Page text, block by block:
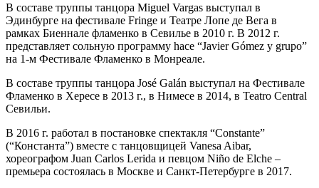
В составе труппы танцора Miguel Vargas выступал в
Эдинбурге на фестивале Fringe и Театре Лопе де Вега в
рамках Биеннале фламенко в Севилье в 2010 г. В 2012 г.
представляет сольную программу hace “Javier Gómez y grupo”
на 1-м Фестивале Фламенко в Монреале.
В составе труппы танцора José Galán выступал на Фестивале
Фламенко в Хересе в 2013 г., в Нимесе в 2014, в Teatro Central
Севильи.
В 2016 г. работал в постановке спектакля “Constante”
(“Константа”) вместе с танцовщицей Vanesa Aibar,
хореографом Juan Carlos Lerida и певцом Niño de Elche –
премьера состоялась в Москве и Санкт-Петербурге в 2017.